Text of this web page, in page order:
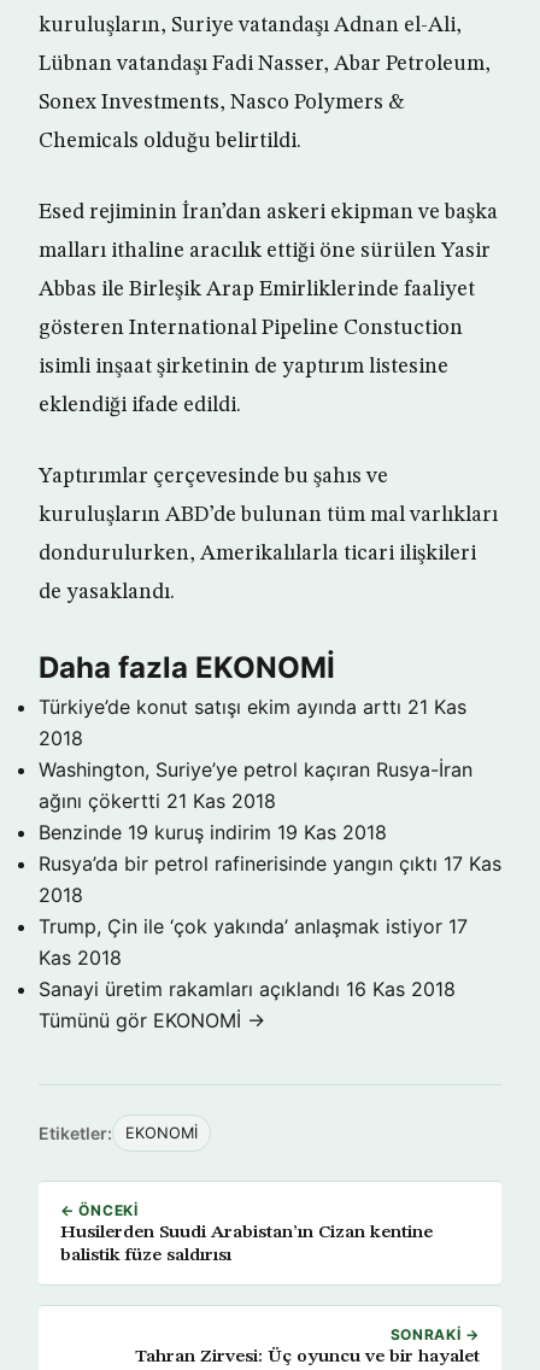
kuruluşların, Suriye vatandaşı Adnan el-Ali,
Lübnan vatandaşı Fadi Nasser, Abar Petroleum,
Sonex Investments, Nasco Polymers &
Chemicals olduğu belirtildi.
Esed rejiminin İran’dan askeri ekipman ve başka
malları ithaline aracılık ettiği öne sürülen Yasir
Abbas ile Birleşik Arap Emirliklerinde faaliyet
gösteren International Pipeline Constuction
isimli inşaat şirketinin de yaptırım listesine
eklendiği ifade edildi.
Yaptırımlar çerçevesinde bu şahıs ve
kuruluşların ABD’de bulunan tüm mal varlıkları
dondurulurken, Amerikalılarla ticari ilişkileri
de yasaklandı.
Daha fazla EKONOMİ
Türkiye’de konut satışı ekim ayında arttı 21 Kas
2018
Washington, Suriye’ye petrol kaçıran Rusya-İran
ağını çökertti 21 Kas 2018
Benzinde 19 kuruş indirim 19 Kas 2018
Rusya’da bir petrol rafinerisinde yangın çıktı 17 Kas
2018
Trump, Çin ile ‘çok yakında’ anlaşmak istiyor 17
Kas 2018
Sanayi üretim rakamları açıklandı 16 Kas 2018
Tümünü gör EKONOMİ →
Etiketler: EKONOMİ
← ÖNCEKI
Husilerden Suudi Arabistan’ın Cizan kentine
balistik füze saldırısı
SONRAKI →
Tahran Zirvesi: Üç oyuncu ve bir hayalet